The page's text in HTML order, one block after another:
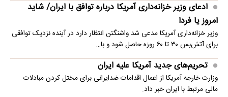
ادعای وزیر خزانه‌داری آمریکا درباره توافق با ایران/ شاید
امروز یا فردا
وزیر خزانه‌داری آمریکا مدعی شد واشنگتن انتظار دارد در آینده نزدیک توافقی
برای آتش‌بس ۳۰ تا ۶۰ روزه حاصل شود و با…
تحریم‌های جدید آمریکا علیه ایران
وزارت خارجه آمریکا از اعمال اقدامات ضدایرانی برای مختل کردن مبادلات
مالی مرتبط با ایران خبر داد.